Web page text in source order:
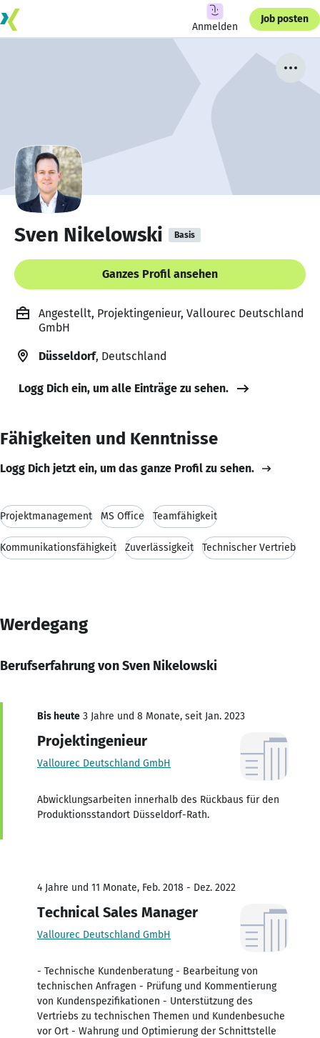
Anmelden
Job posten
Sven Nikelowski Basis
Ganzes Profil ansehen
Angestellt, Projektingenieur, Vallourec Deutschland
GmbH
Düsseldorf, Deutschland
Logg Dich ein, um alle Einträge zu sehen.
Fähigkeiten und Kenntnisse
Logg Dich jetzt ein, um das ganze Profil zu sehen.
Projektmanagement MS Office Teamfähigkeit
Kommunikationsfähigkeit Zuverlässigkeit Technischer Vertrieb
Werdegang
Berufserfahrung von Sven Nikelowski
Bis heute 3 Jahre und 8 Monate, seit Jan. 2023
Projektingenieur
Vallourec Deutschland GmbH
Abwicklungsarbeiten innerhalb des Rückbaus für den
Produktionsstandort Düsseldorf-Rath.
4 Jahre und 11 Monate, Feb. 2018 - Dez. 2022
Technical Sales Manager
Vallourec Deutschland GmbH
- Technische Kundenberatung - Bearbeitung von
technischen Anfragen - Prüfung und Kommentierung
von Kundenspezifikationen - Unterstützung des
Vertriebs zu technischen Themen und Kundenbesuche
vor Ort - Wahrung und Optimierung der Schnittstelle